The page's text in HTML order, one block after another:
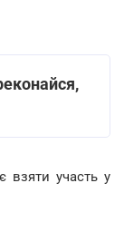
взяти участь у